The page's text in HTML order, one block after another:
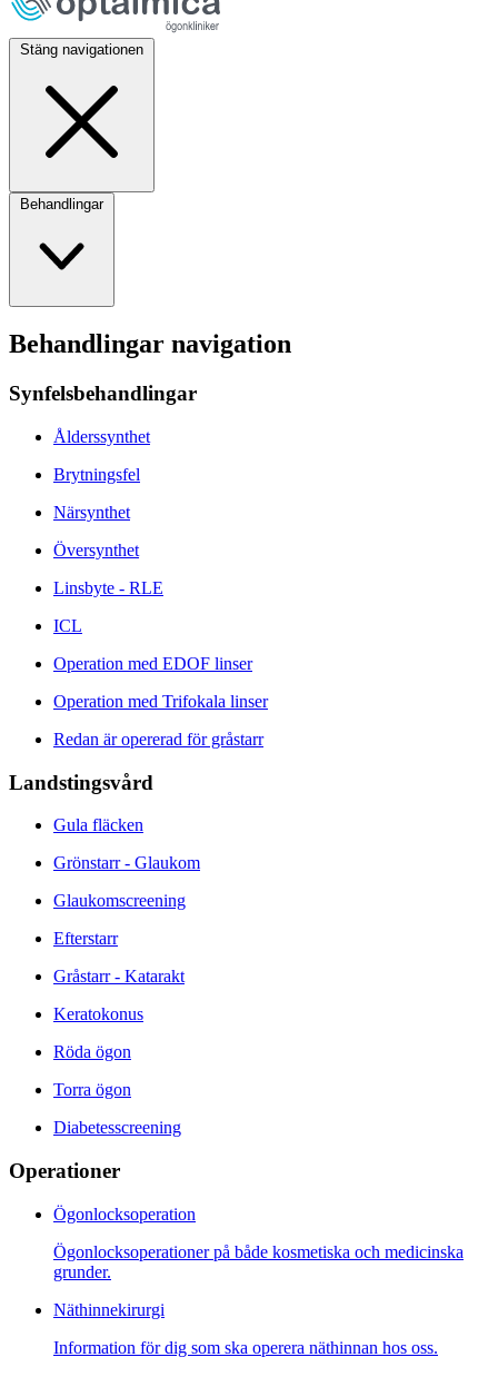
Stäng navigationen
Behandlingar
Behandlingar navigation
Synfelsbehandlingar
Ålderssynthet
Brytningsfel
Närsynthet
Översynthet
Linsbyte - RLE
ICL
Operation med EDOF linser
Operation med Trifokala linser
Redan är opererad för gråstarr
Landstingsvård
Gula fläcken
Grönstarr - Glaukom
Glaukomscreening
Efterstarr
Gråstarr - Katarakt
Keratokonus
Röda ögon
Torra ögon
Diabetesscreening
Operationer
Ögonlocksoperation
Ögonlocksoperationer på både kosmetiska och medicinska
grunder.
Näthinnekirurgi
Information för dig som ska operera näthinnan hos oss.